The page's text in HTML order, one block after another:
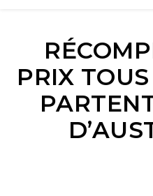
PRIX